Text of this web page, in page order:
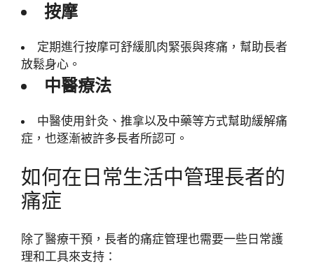
按摩
定期進行按摩可舒緩肌肉緊張與疼痛，幫助長者
放鬆身心。
中醫療法
中醫使用針灸、推拿以及中藥等方式幫助緩解痛
症，也逐漸被許多長者所認可。
如何在日常生活中管理長者的
痛症
除了醫療干預，長者的痛症管理也需要一些日常護
理和工具來支持：